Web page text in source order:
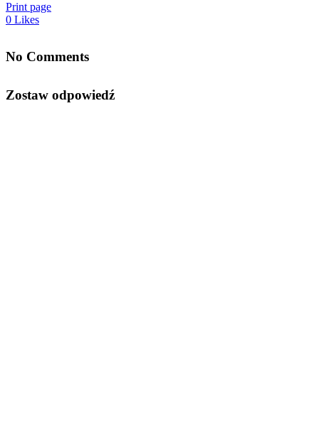
Print page
0 Likes
No Comments
Zostaw odpowiedź